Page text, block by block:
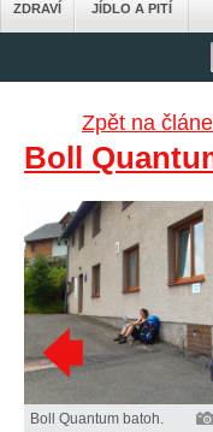
ZDRAVÍ JÍDLO A PITÍ
Zpět na
Boll
Boll Quantum batoh.